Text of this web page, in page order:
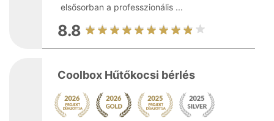
elsősorban a professzionális ...
8.8
Coolbox Hűtőkocsi bérlés